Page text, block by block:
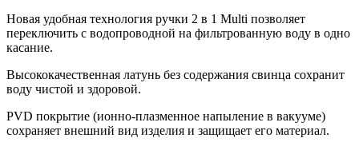
Новая удобная технология ручки 2 в 1 Multi позволяет
переключить с водопроводной на фильтрованную воду в одно
касание.
Высококачественная латунь без содержания свинца сохранит
воду чистой и здоровой.
PVD покрытие (ионно-плазменное напыление в вакууме)
сохраняет внешний вид изделия и защищает его материал.